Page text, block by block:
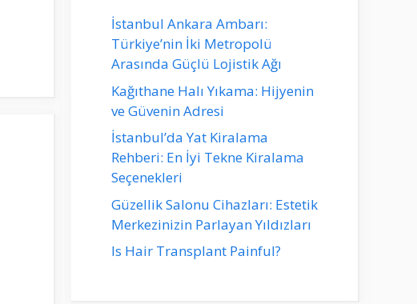
İstanbul Ankara Ambarı:
Türkiye’nin İki Metropolü
Arasında Güçlü Lojistik Ağı
Kağıthane Halı Yıkama: Hijyenin
ve Güvenin Adresi
İstanbul’da Yat Kiralama
Rehberi: En İyi Tekne Kiralama
Seçenekleri
Güzellik Salonu Cihazları: Estetik
Merkezinizin Parlayan Yıldızları
Is Hair Transplant Painful?